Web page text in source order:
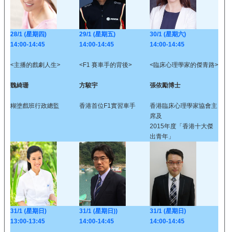
28/1 (星期四)
14:00-14:45
<主播的戲劇人生>
魏綺珊
糊塗戲班行政總監
29/1 (星期五)
14:00-14:45
<F1 賽車手的背後>
方駿宇
香港首位F1實習車手
30/1 (星期六)
14:00-14:45
<臨床心理學家的傑青路>
張依勵博士
香港臨床心理學家協會主
席及
2015年度「香港十大傑
出青年」
31/1 (星期日)
13:00-13:45
31/1 (星期日))
14:00-14:45
31/1 (星期日)
14:00-14:45